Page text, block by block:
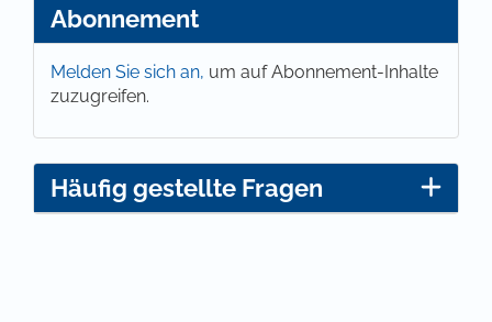
Abonnement
Melden Sie sich an, um auf Abonnement-Inhalte
zuzugreifen.
Häufig gestellte Fragen